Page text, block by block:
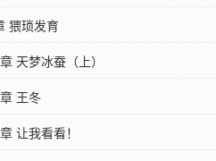
猥琐发育
天梦冰蚕（上）
王冬
让我看看！